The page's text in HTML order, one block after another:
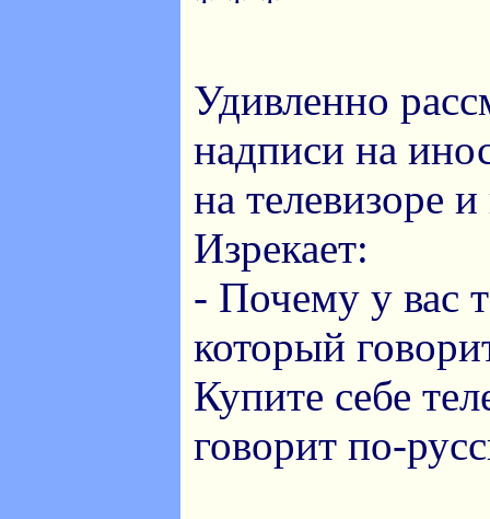
Удивленно
надписи на
на телевизоре
Изрекает:
- Почему у вас
который
Купите себе
говорит по-